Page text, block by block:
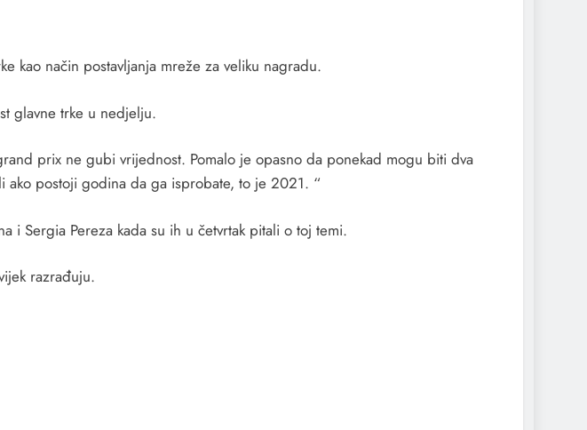
kao način postavljanja mreže za veliku nagradu.
glavne trke u nedjelju.
prix ne gubi vrijednost. Pomalo je opasno da ponekad mogu biti dva
postoji godina da ga isprobate, to je 2021. “
i Sergia Pereza kada su ih u četvrtak pitali o toj temi.
razrađuju.